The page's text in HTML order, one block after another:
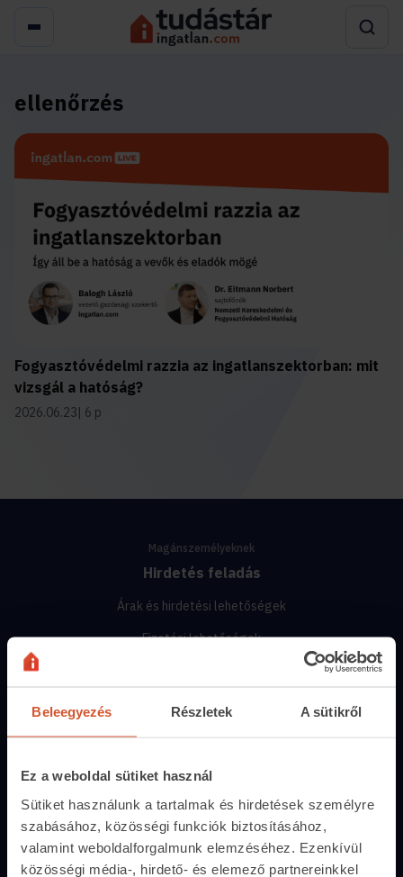
Beleegyezés Részletek A sütikről
Ez a weboldal sütiket használ
Sütiket használunk a tartalmak és hirdetések személyre
szabásához, közösségi funkciók biztosításához,
valamint weboldalforgalmunk elemzéséhez. Ezenkívül
közösségi média-, hirdető- és elemező partnereinkkel
ellenőrzés
Fogyasztóvédelmi razzia az ingatlanszektorban: mit
vizsgál a hatóság?
2026.06.23 6 p
Magánszemélyeknek
Hirdetés feladás
Árak és hirdetési lehetőségek
Fizetési lehetőségek
Ingatlanoskereső
Közvetítőknek
Belépés közvetítőknek